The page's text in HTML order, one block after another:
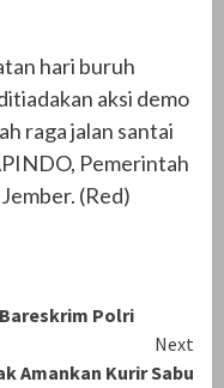
hari buruh
aksi demo
raga jalan santai
Pemerintah
(Red)
Polri
Next
Amankan Kurir Sabu